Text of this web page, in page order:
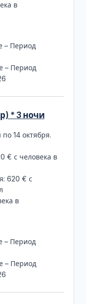
в
– Период
– Период
* 3 ночи
14 октября.
€ с человека в
620 € с
в
– Период
– Период